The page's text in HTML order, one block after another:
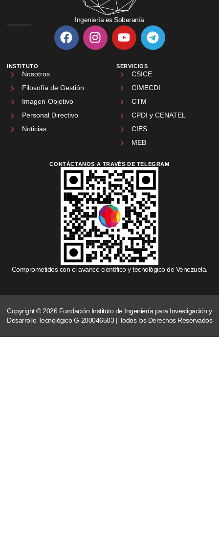
Ingeniería es Soberanía
INSTITUTO
Nosotros
Filosofía de Gestión
Imagen-Objetivo
Personal Directivo
Noticias
SERVICIOS
CSICE
CIMECDI
CTM
CPDI y CENATEL
CIES
MEB
CONTÁCTANOS A TRAVÉS DE TELEGRAM
Comprometidos con el avance científico y tecnológico de Venezuela.
Copyright © 2026 Fundación Instituto de Ingeniería para Investigación y
Desarrollo Tecnológico G-200046503 | Todos los Derechos Reservados